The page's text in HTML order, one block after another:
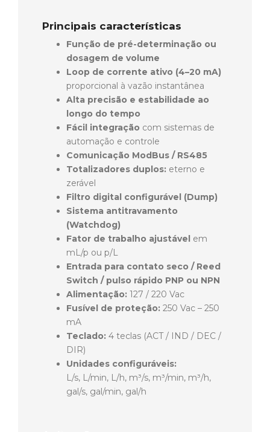
Principais características
Função de pré-determinação ou
dosagem de volume
Loop de corrente ativo (4–20 mA)
proporcional à vazão instantânea
Alta precisão e estabilidade ao
longo do tempo
Fácil integração com sistemas de
automação e controle
Comunicação ModBus / RS485
Totalizadores duplos: eterno e
zerável
Filtro digital configurável (Dump)
Sistema antitravamento
(Watchdog)
Fator de trabalho ajustável em
mL/p ou p/L
Entrada para contato seco / Reed
Switch / pulso rápido PNP ou NPN
Alimentação: 127 / 220 Vac
Fusível de proteção: 250 Vac – 250
mA
Teclado: 4 teclas (ACT / IND / DEC /
DIR)
Unidades configuráveis:
L/s, L/min, L/h, m³/s, m³/min, m³/h,
gal/s, gal/min, gal/h